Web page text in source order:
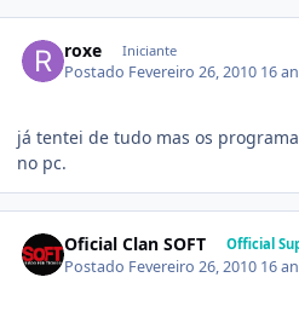
roxe Iniciante
Postado Fevereiro 26, 2010 16
já tentei de tudo mas os
no pc.
Oficial Clan SOFT Official
Postado Fevereiro 26, 2010 16